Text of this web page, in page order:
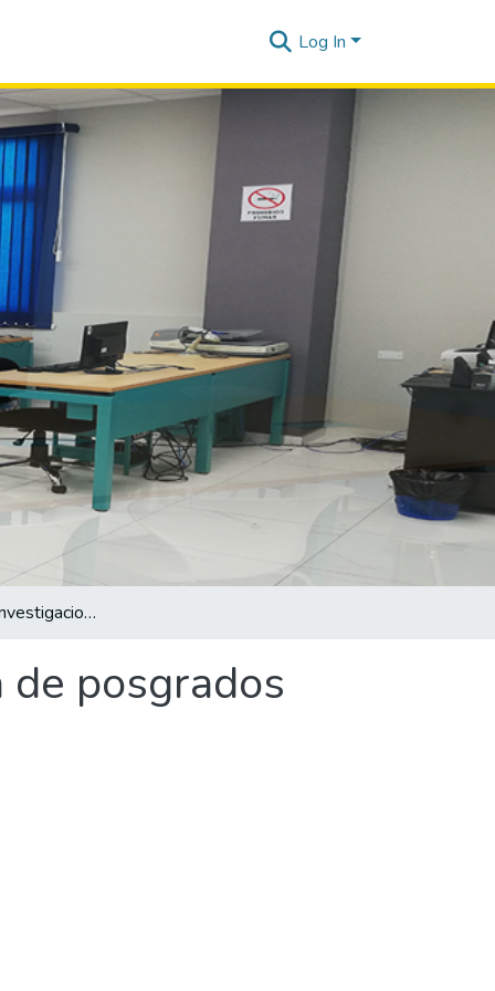
Log In
3° Anuario de Investigaciones de la Escuela de posgrados 2020-2021
posgrados